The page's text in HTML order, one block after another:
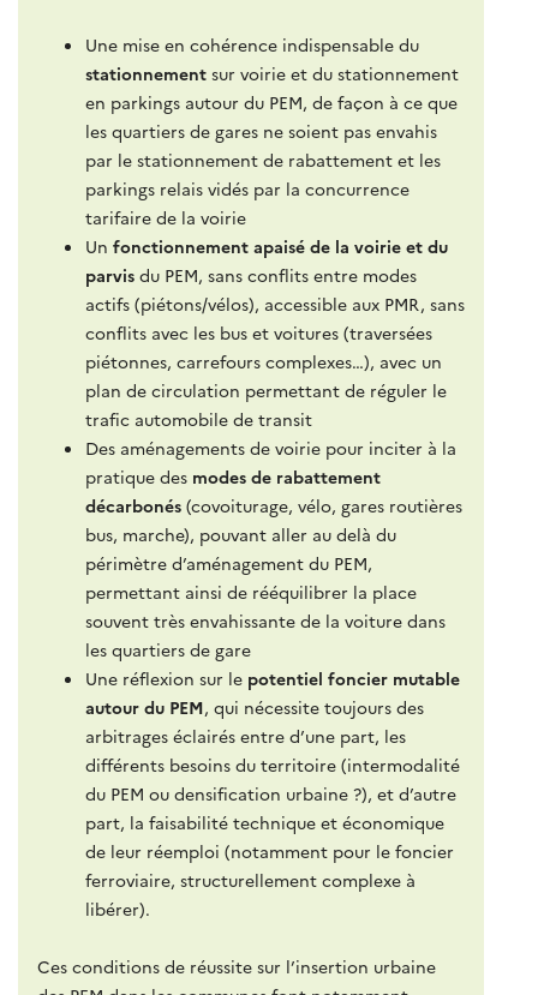
Une mise en cohérence indispensable du
stationnement sur voirie et du stationnement
en parkings autour du PEM, de façon à ce que
les quartiers de gares ne soient pas envahis
par le stationnement de rabattement et les
parkings relais vidés par la concurrence
tarifaire de la voirie
Un fonctionnement apaisé de la voirie et du
parvis du PEM, sans conflits entre modes
actifs (piétons/vélos), accessible aux PMR, sans
conflits avec les bus et voitures (traversées
piétonnes, carrefours complexes…), avec un
plan de circulation permettant de réguler le
trafic automobile de transit
Des aménagements de voirie pour inciter à la
pratique des modes de rabattement
décarbonés (covoiturage, vélo, gares routières
bus, marche), pouvant aller au delà du
périmètre d’aménagement du PEM,
permettant ainsi de rééquilibrer la place
souvent très envahissante de la voiture dans
les quartiers de gare
Une réflexion sur le potentiel foncier mutable
autour du PEM, qui nécessite toujours des
arbitrages éclairés entre d’une part, les
différents besoins du territoire (intermodalité
du PEM ou densification urbaine ?), et d’autre
part, la faisabilité technique et économique
de leur réemploi (notamment pour le foncier
ferroviaire, structurellement complexe à
libérer).
Ces conditions de réussite sur l’insertion urbaine